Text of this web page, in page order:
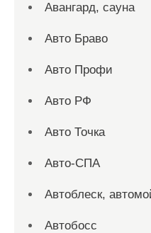
Авангард, сауна
Авто Браво
Авто Профи
Авто РФ
Авто Точка
Авто-СПА
Автоблеск,
Автобосс